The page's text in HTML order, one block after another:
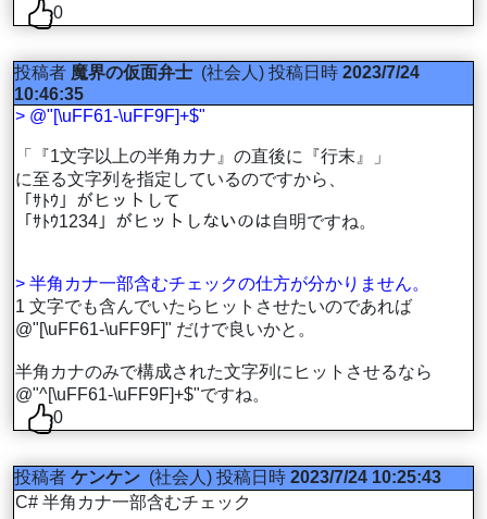
0
投稿者 魔界の仮面弁士 (社会人) 投稿日時 2023/7/24
10:46:35
> @"[\uFF61-\uFF9F]+$"
「『1文字以上の半角カナ』の直後に『行末』」
に至る文字列を指定しているのですから、
「ｻﾄｳ」がヒットして
「ｻﾄｳ1234」がヒットしないのは自明ですね。
> 半角カナ一部含むチェックの仕方が分かりません。
1 文字でも含んでいたらヒットさせたいのであれば
@"[\uFF61-\uFF9F]" だけで良いかと。
半角カナのみで構成された文字列にヒットさせるなら
@"^[\uFF61-\uFF9F]+$"ですね。
0
投稿者 ケンケン (社会人) 投稿日時 2023/7/24 10:25:43
C# 半角カナ一部含むチェック